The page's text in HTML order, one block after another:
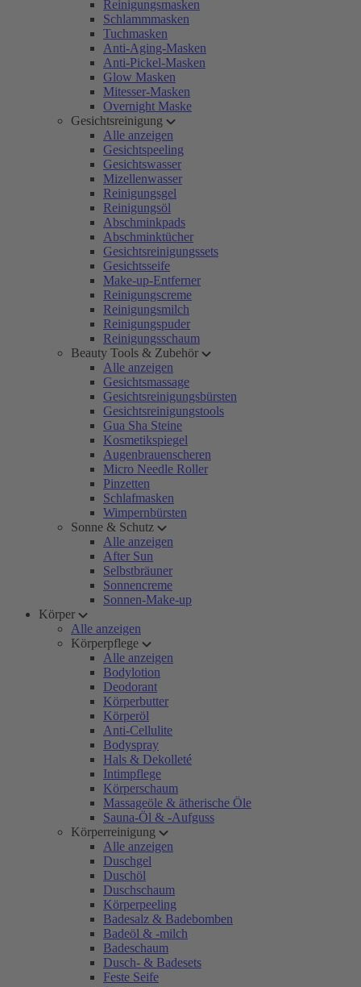
Reinigungsmasken
Schlammmasken
Tuchmasken
Anti-Aging-Masken
Anti-Pickel-Masken
Glow Masken
Mitesser-Masken
Overnight Maske
Gesichtsreinigung
Alle anzeigen
Gesichtspeeling
Gesichtswasser
Mizellenwasser
Reinigungsgel
Reinigungsöl
Abschminkpads
Abschminktücher
Gesichtsreinigungssets
Gesichtsseife
Make-up-Entferner
Reinigungscreme
Reinigungsmilch
Reinigungspuder
Reinigungsschaum
Beauty Tools & Zubehör
Alle anzeigen
Gesichtsmassage
Gesichtsreinigungsbürsten
Gesichtsreinigungstools
Gua Sha Steine
Kosmetikspiegel
Augenbrauenscheren
Micro Needle Roller
Pinzetten
Schlafmasken
Wimpernbürsten
Sonne & Schutz
Alle anzeigen
After Sun
Selbstbräuner
Sonnencreme
Sonnen-Make-up
Körper
Alle anzeigen
Körperpflege
Alle anzeigen
Bodylotion
Deodorant
Körperbutter
Körperöl
Anti-Cellulite
Bodyspray
Hals & Dekolleté
Intimpflege
Körperschaum
Massageöle & ätherische Öle
Sauna-Öl & -Aufguss
Körperreinigung
Alle anzeigen
Duschgel
Duschöl
Duschschaum
Körperpeeling
Badesalz & Badebomben
Badeöl & -milch
Badeschaum
Dusch- & Badesets
Feste Seife